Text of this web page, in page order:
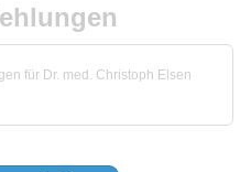
für Dr. med. Christoph Elsen